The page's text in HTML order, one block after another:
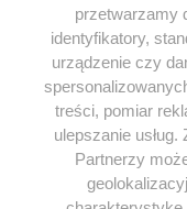
SPOŁECZNOŚĆ
WSPÓŁPRACA
KONTAKT
przetwarzamy
identyfikatory,
urządzenie czy
treści, pomiar
ulepszanie
Partnerzy